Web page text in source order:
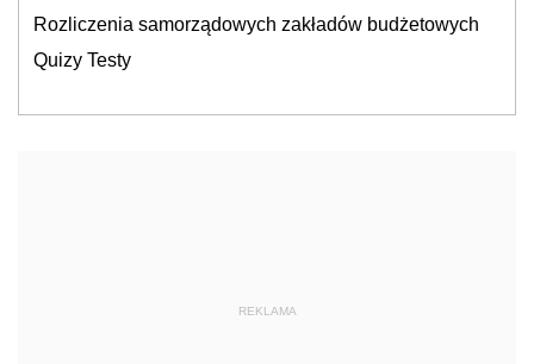
Rozliczenia samorządowych zakładów budżetowych
Quizy Testy
REKLAMA